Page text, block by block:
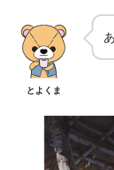
とよくま